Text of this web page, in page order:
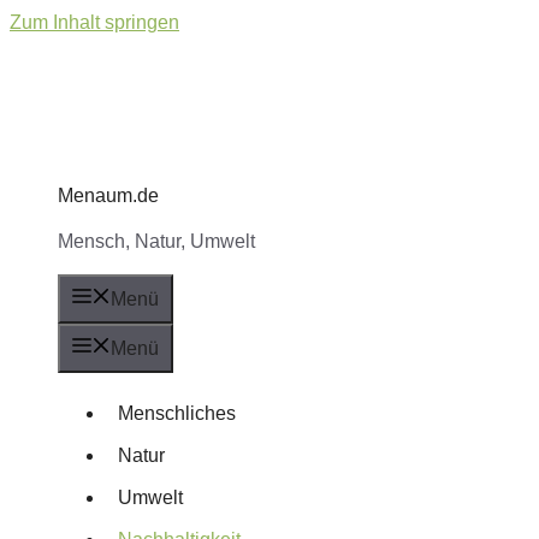
Zum Inhalt springen
Menaum.de
Mensch, Natur, Umwelt
Menü
Menü
Menschliches
Natur
Umwelt